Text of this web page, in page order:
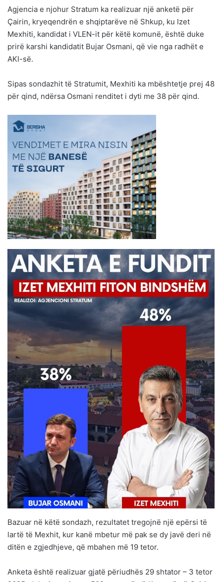
Agjencia e njohur Stratum ka realizuar një anketë për
Çairin, kryeqendrën e shqiptarëve në Shkup, ku Izet
Mexhiti, kandidat i VLEN-it për këtë komunë, është duke
prirë karshi kandidatit Bujar Osmani, që vie nga radhët e
AKI-së.
Sipas sondazhit të Stratumit, Mexhiti ka mbështetje prej 48
për qind, ndërsa Osmani renditet i dyti me 38 për qind.
Bazuar në këtë sondazh, rezultatet tregojnë një epërsi të
lartë të Mexhit, kur kanë mbetur më pak se dy javë deri në
ditën e zgjedhjeve, që mbahen më 19 tetor.
Anketa është realizuar gjatë përiudhës 29 shtator – 3 tetor